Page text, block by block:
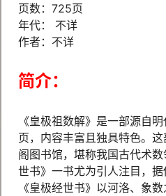
页数：725页
年代： 不详
作者：不详
简介：
《皇极祖数解》是一部源自
页，内容丰富且独具特色。
阁图书馆，堪称我国古代术
世书》一书尤为引人注目，据
《皇极经世书》以河洛、象